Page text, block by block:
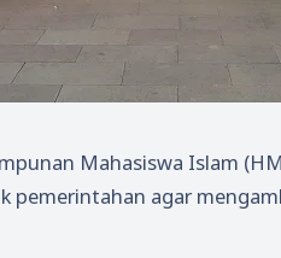
Mahasiswa Islam
pemerintahan agar